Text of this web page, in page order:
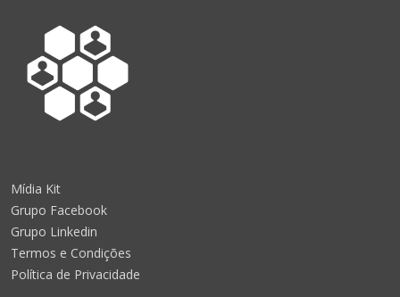
Mídia Kit
Grupo Facebook
Grupo Linkedin
Termos e Condições
Política de Privacidade